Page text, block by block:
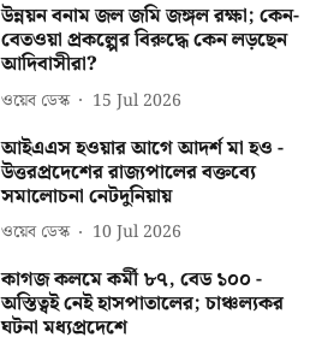
উন্নয়ন বনাম জল জমি জঙ্গল রক্ষা; কেন-
বেতওয়া প্রকল্পের বিরুদ্ধে কেন লড়ছেন
আদিবাসীরা?
ওয়েব ডেস্ক 15 Jul 2026
আইএএস হওয়ার আগে আদর্শ মা হও -
উত্তরপ্রদেশের রাজ্যপালের বক্তব্যে
সমালোচনা নেটদুনিয়ায়
ওয়েব ডেস্ক 10 Jul 2026
কাগজ কলমে কর্মী ৮৭, বেড ১০০ -
অস্তিত্বই নেই হাসপাতালের; চাঞ্চল্যকর
ঘটনা মধ্যপ্রদেশে